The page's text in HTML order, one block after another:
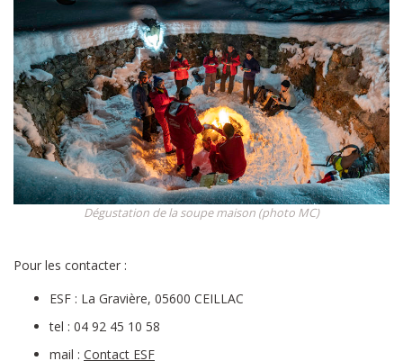
Dégustation de la soupe maison (photo MC)
Pour les contacter :
ESF : La Gravière, 05600 CEILLAC
tel : 04 92 45 10 58
mail : Contact ESF